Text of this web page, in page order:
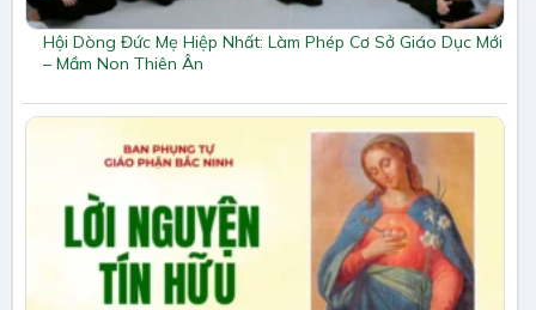
Hội Dòng Đức Mẹ Hiệp Nhất: Làm Phép Cơ Sở Giáo Dục Mới
– Mầm Non Thiên Ân